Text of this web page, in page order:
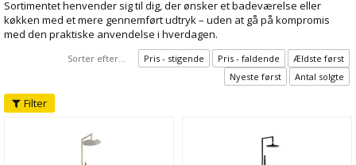
Sortimentet henvender sig til dig, der ønsker et badeværelse eller
køkken med et mere gennemført udtryk – uden at gå på kompromis
med den praktiske anvendelse i hverdagen.
Sorter efter... Pris - stigende Pris - faldende
Ældste først
Nyeste først
Antal solgte
Filter